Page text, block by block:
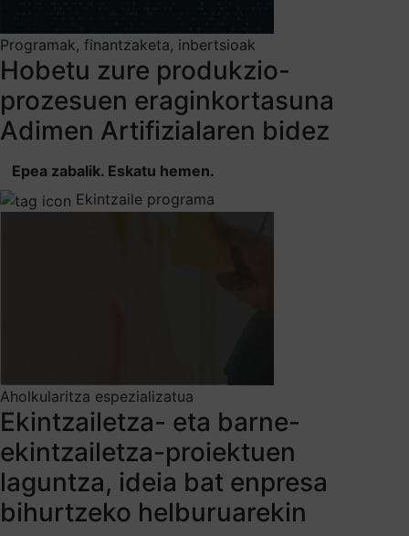
Programak, finantzaketa, inbertsioak
Hobetu zure produkzio-
prozesuen eraginkortasuna
Adimen Artifizialaren bidez
Epea zabalik. Eskatu hemen.
Ekintzaile programa
Aholkularitza espezializatua
Ekintzailetza- eta barne-
ekintzailetza-proiektuen
laguntza, ideia bat enpresa
bihurtzeko helburuarekin